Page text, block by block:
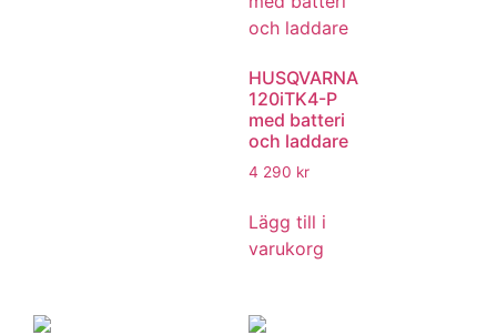
HUSQVARNA
120iTK4-P
med batteri
och laddare
4 290 kr
Lägg till i
varukorg